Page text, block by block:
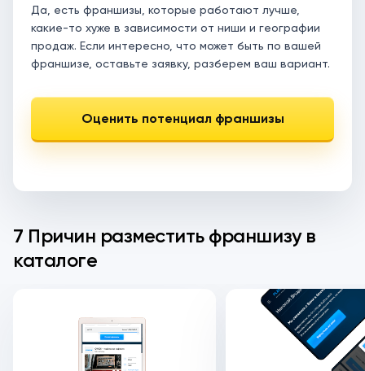
Да, есть франшизы, которые работают лучше,
какие-то хуже в зависимости от ниши и географии
продаж. Если интересно, что может быть по вашей
франшизе, оставьте заявку, разберем ваш вариант.
Оценить потенциал франшизы
7 Причин разместить франшизу в
каталоге